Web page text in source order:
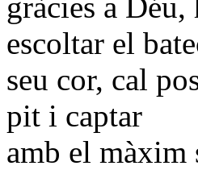
escoltar el
seu cor, cal
pit i captar
amb el màxim